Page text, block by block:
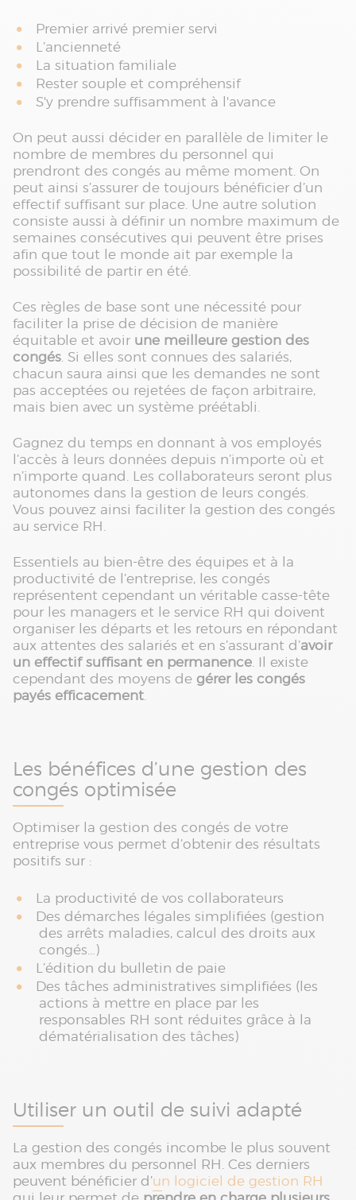
Premier arrivé premier servi
L’ancienneté
La situation familiale
Rester souple et compréhensif
S'y prendre suffisamment à l'avance
On peut aussi décider en parallèle de limiter le
nombre de membres du personnel qui
prendront des congés au même moment. On
peut ainsi s’assurer de toujours bénéficier d’un
effectif suffisant sur place. Une autre solution
consiste aussi à définir un nombre maximum de
semaines consécutives qui peuvent être prises
afin que tout le monde ait par exemple la
possibilité de partir en été.
Ces règles de base sont une nécessité pour
faciliter la prise de décision de manière
équitable et avoir une meilleure gestion des
congés. Si elles sont connues des salariés,
chacun saura ainsi que les demandes ne sont
pas acceptées ou rejetées de façon arbitraire,
mais bien avec un système préétabli.
Gagnez du temps en donnant à vos employés
l’accès à leurs données depuis n’importe où et
n’importe quand. Les collaborateurs seront plus
autonomes dans la gestion de leurs congés.
Vous pouvez ainsi faciliter la gestion des congés
au service RH.
Essentiels au bien-être des équipes et à la
productivité de l’entreprise, les congés
représentent cependant un véritable casse-tête
pour les managers et le service RH qui doivent
organiser les départs et les retours en répondant
aux attentes des salariés et en s’assurant d’avoir
un effectif suffisant en permanence. Il existe
cependant des moyens de gérer les congés
payés efficacement.
Les bénéfices d’une gestion des
congés optimisée
Optimiser la gestion des congés de votre
entreprise vous permet d’obtenir des résultats
positifs sur :
La productivité de vos collaborateurs
Des démarches légales simplifiées (gestion
des arrêts maladies, calcul des droits aux
congés…)
L’édition du bulletin de paie
Des tâches administratives simplifiées (les
actions à mettre en place par les
responsables RH sont réduites grâce à la
dématérialisation des tâches)
Utiliser un outil de suivi adapté
La gestion des congés incombe le plus souvent
aux membres du personnel RH. Ces derniers
peuvent bénéficier d’un logiciel de gestion RH